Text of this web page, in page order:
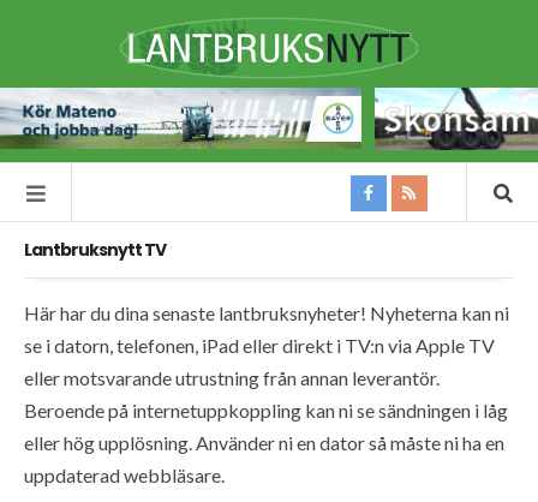
Lantbruksnytt TV
Här har du dina senaste lantbruksnyheter! Nyheterna kan ni
se i datorn, telefonen, iPad eller direkt i TV:n via Apple TV
eller motsvarande utrustning från annan leverantör.
Beroende på internetuppkoppling kan ni se sändningen i låg
eller hög upplösning. Använder ni en dator så måste ni ha en
uppdaterad webbläsare.